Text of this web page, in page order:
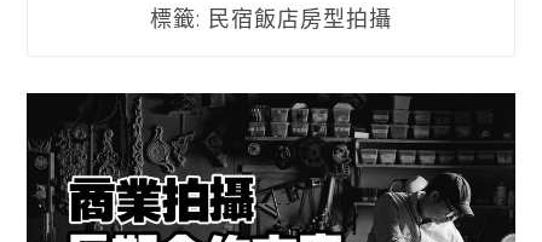
標籤: 民宿飯店房型拍攝